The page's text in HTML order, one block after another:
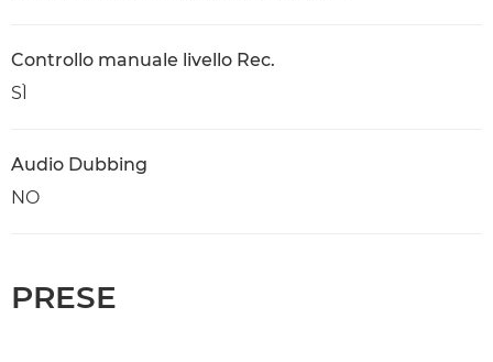
Controllo manuale livello Rec.
SÌ
Audio Dubbing
NO
PRESE